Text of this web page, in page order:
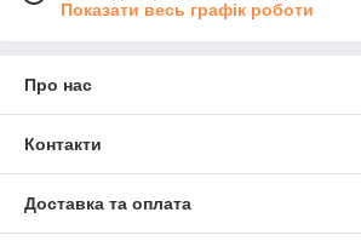
Показати весь графік роботи
Про нас
Контакти
Доставка та оплата